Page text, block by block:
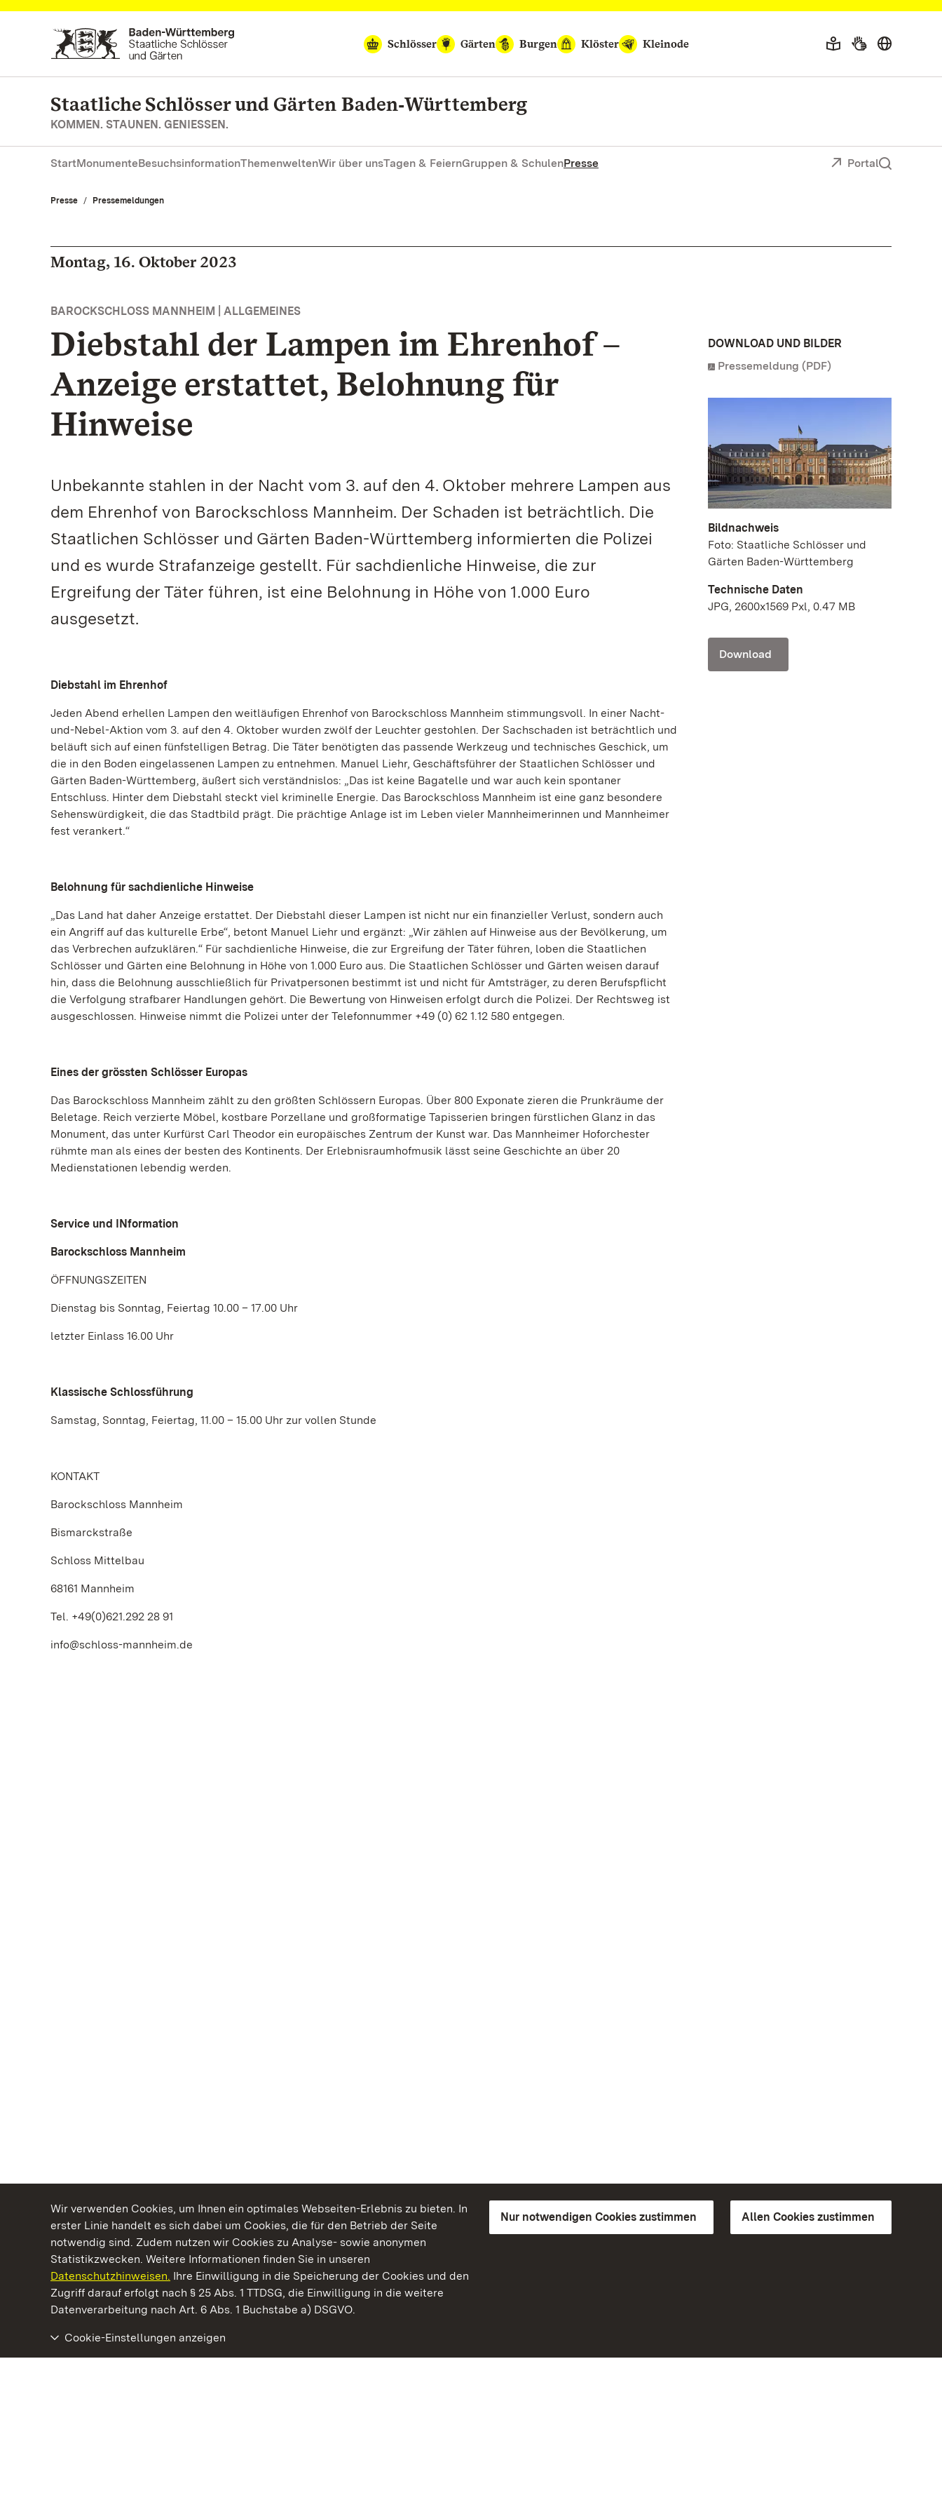
Wir verwenden Cookies, um Ihnen ein optimales Webseiten-Erlebnis zu bieten. In
erster Linie handelt es sich dabei um Cookies, die für den Betrieb der Seite
notwendig sind. Zudem nutzen wir Cookies zu Analyse- sowie anonymen
Statistikzwecken. Weitere Informationen finden Sie in unseren
Datenschutzhinweisen. Ihre Einwilligung in die Speicherung der Cookies und den
Zugriff darauf erfolgt nach § 25 Abs. 1 TTDSG, die Einwilligung in die weitere
Datenverarbeitung nach Art. 6 Abs. 1 Buchstabe a) DSGVO.
Nur notwendigen Cookies zustimmen Allen Cookies zustimmen
Cookie-Einstellungen anzeigen
Zum Hauptinhalt springen
Schlösser
Gärten Burgen Klöster Kleinode
Staatliche Schlösser und Gärten Baden‑Württemberg
KOMMEN. STAUNEN. GENIESSEN.
StartMonumenteBesuchsinformationThemenweltenWir über unsTagen & FeiernGruppen & SchulenPresse Portal
Presse Pressemeldungen
Montag, 16. Oktober 2023
BAROCKSCHLOSS MANNHEIM | ALLGEMEINES
Diebstahl der Lampen im Ehrenhof –
Anzeige erstattet, Belohnung für
Hinweise
Unbekannte stahlen in der Nacht vom 3. auf den 4. Oktober mehrere Lampen aus
dem Ehrenhof von Barockschloss Mannheim. Der Schaden ist beträchtlich. Die
Staatlichen Schlösser und Gärten Baden-Württemberg informierten die Polizei
und es wurde Strafanzeige gestellt. Für sachdienliche Hinweise, die zur
Ergreifung der Täter führen, ist eine Belohnung in Höhe von 1.000 Euro
ausgesetzt.
Diebstahl im Ehrenhof
Jeden Abend erhellen Lampen den weitläufigen Ehrenhof von Barockschloss Mannheim stimmungsvoll. In einer Nacht-
und-Nebel-Aktion vom 3. auf den 4. Oktober wurden zwölf der Leuchter gestohlen. Der Sachschaden ist beträchtlich und
beläuft sich auf einen fünfstelligen Betrag. Die Täter benötigten das passende Werkzeug und technisches Geschick, um
die in den Boden eingelassenen Lampen zu entnehmen. Manuel Liehr, Geschäftsführer der Staatlichen Schlösser und
Gärten Baden-Württemberg, äußert sich verständnislos: „Das ist keine Bagatelle und war auch kein spontaner
Entschluss. Hinter dem Diebstahl steckt viel kriminelle Energie. Das Barockschloss Mannheim ist eine ganz besondere
Sehenswürdigkeit, die das Stadtbild prägt. Die prächtige Anlage ist im Leben vieler Mannheimerinnen und Mannheimer
fest verankert.“
Belohnung für sachdienliche Hinweise
„Das Land hat daher Anzeige erstattet. Der Diebstahl dieser Lampen ist nicht nur ein finanzieller Verlust, sondern auch
ein Angriff auf das kulturelle Erbe“, betont Manuel Liehr und ergänzt: „Wir zählen auf Hinweise aus der Bevölkerung, um
das Verbrechen aufzuklären.“ Für sachdienliche Hinweise, die zur Ergreifung der Täter führen, loben die Staatlichen
Schlösser und Gärten eine Belohnung in Höhe von 1.000 Euro aus. Die Staatlichen Schlösser und Gärten weisen darauf
hin, dass die Belohnung ausschließlich für Privatpersonen bestimmt ist und nicht für Amtsträger, zu deren Berufspflicht
die Verfolgung strafbarer Handlungen gehört. Die Bewertung von Hinweisen erfolgt durch die Polizei. Der Rechtsweg ist
ausgeschlossen. Hinweise nimmt die Polizei unter der Telefonnummer +49 (0) 62 1.12 580 entgegen.
Eines der grössten Schlösser Europas
Das Barockschloss Mannheim zählt zu den größten Schlössern Europas. Über 800 Exponate zieren die Prunkräume der
Beletage. Reich verzierte Möbel, kostbare Porzellane und großformatige Tapisserien bringen fürstlichen Glanz in das
Monument, das unter Kurfürst Carl Theodor ein europäisches Zentrum der Kunst war. Das Mannheimer Hoforchester
rühmte man als eines der besten des Kontinents. Der Erlebnisraumhofmusik lässt seine Geschichte an über 20
Medienstationen lebendig werden.
Service und INformation
Barockschloss Mannheim
ÖFFNUNGSZEITEN
Dienstag bis Sonntag, Feiertag 10.00 – 17.00 Uhr
letzter Einlass 16.00 Uhr
Klassische Schlossführung
Samstag, Sonntag, Feiertag, 11.00 – 15.00 Uhr zur vollen Stunde
KONTAKT
Barockschloss Mannheim
Bismarckstraße
Schloss Mittelbau
68161 Mannheim
Tel. +49(0)621.292 28 91
info@schloss-mannheim.de
DOWNLOAD UND BILDER
Pressemeldung (PDF)
Bildnachweis
Foto: Staatliche Schlösser und
Gärten Baden-Württemberg
Technische Daten
JPG, 2600x1569 Pxl, 0.47 MB
Download
Kommen. Staunen. Genießen.